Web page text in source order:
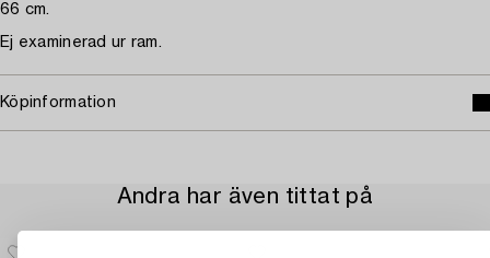
66 cm.
Ej examinerad ur ram.
Köpinformation
Andra har även tittat på